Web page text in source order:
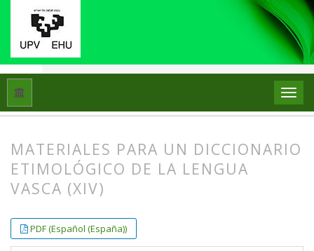
Hasiera Artikuluak
MATERIALES PARA UN DICCIONARIO
ETIMOLÓGICO DE LA LENGUA
VASCA (XIV)
PDF (Español (España))